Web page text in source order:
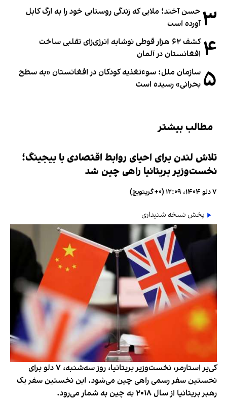
۳ حسن آخند؛ ملایی که زندگی روستایی خود را به ارگ کابل
آورده است
۴
کشف ۶۲ هزار قوطی نوشابه انرژی‌زای تقلبی ساخت
افغانستان در آلمان
۵ سازمان ملل: سوء‌تغذیه کودکان در افغانستان «به سطح
بحرانی» رسیده است
مطالب بیشتر
تلاش لندن برای احیای روابط اقتصادی با بیجینگ؛
نخست‌وزیر بریتانیا راهی چین شد
۷ دلو ۱۴۰۴، ۱۲:۰۹ (‎+۰ گرینویچ)
پخش نسخه شنیداری
کی‌یر استارمر، نخست‌وزیر بریتانیا، روز سه‌شنبه، ۷ دلو برای
نخستین سفر رسمی راهی چین می‌شود. این نخستین سفر یک
رهبر بریتانیا از سال ۲۰۱۸ به چین به شمار می‌رود.